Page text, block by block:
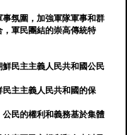
氛圍，加強軍隊軍事和群
軍民團結的崇高傳統特
民主主義人民共和國公民
主主義人民共和國的保
民的權利和義務基於集體